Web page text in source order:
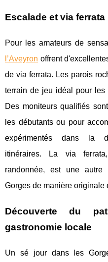
Escalade et via
Pour les amateurs de
l’Aveyron offrent
de via ferrata. Les parois
terrain de jeu idéal pour les
Des moniteurs qualifiés
les débutants ou pour
expérimentés dans la
itinéraires. La via
randonnée, est une
Gorges de manière originale
Découverte du
gastronomie locale
Un sé jour dans les